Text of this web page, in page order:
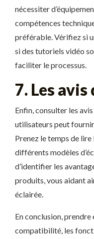
nécessiter
compétences
préférable. Vérifiez si
si des tutoriels vidéo
faciliter le processus.
7. Les
Enfin, consulter les
utilisateurs peut
Prenez le temps de lire
différents modèles
d’identifier les
produits, vous aidant
éclairée.
En conclusion,
compatibilité, les